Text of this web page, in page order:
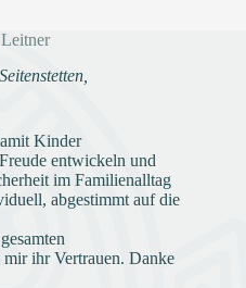
Kinder
entwickeln und
im Familienalltag
abgestimmt auf die
mir ihr Vertrauen. Danke